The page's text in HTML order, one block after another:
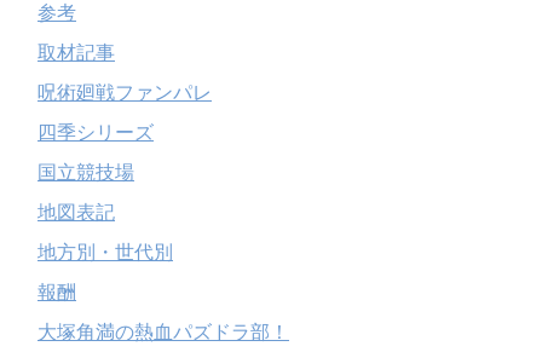
参考
取材記事
呪術廻戦ファンパレ
四季シリーズ
国立競技場
地図表記
地方別・世代別
報酬
大塚角満の熱血パズドラ部！